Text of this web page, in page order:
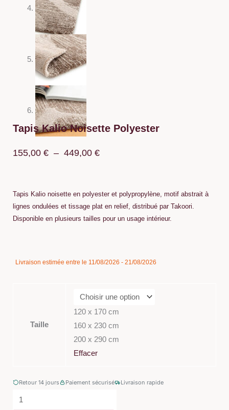
Tapis Kalio Noisette Polyester
155,00 € – 449,00 €Plage
155,00 €
à
Tapis Kalio noisette en polyester et polypropylène, motif abstrait à
lignes ondulées et tissage plat en relief, distribué par Takoori.
Disponible en plusieurs tailles pour un usage intérieur.
Livraison estimée entre le 11/08/2026 - 21/08/2026
Taille
120 x 170 cm
160 x 230 cm
200 x 290 cm
Effacer
Retour 14 jours Paiement sécurisé Livraison rapide
de
Polyester